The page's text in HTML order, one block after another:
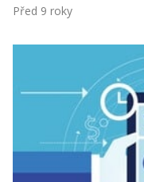
Před 9 roky